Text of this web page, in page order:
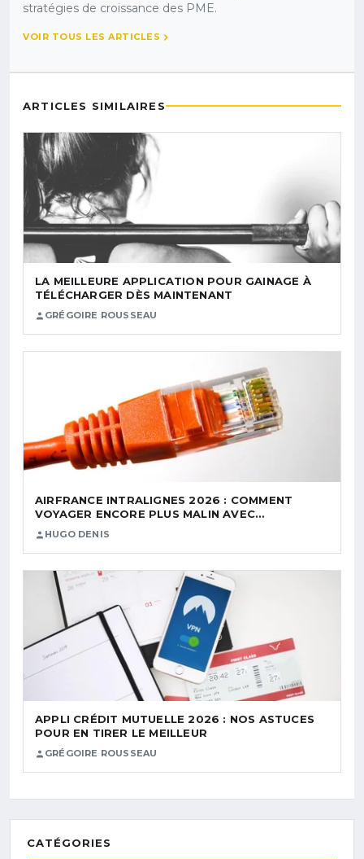
stratégies de croissance des PME.
VOIR TOUS LES ARTICLES
ARTICLES SIMILAIRES
LA MEILLEURE APPLICATION POUR GAINAGE À
TÉLÉCHARGER DÈS MAINTENANT
GRÉGOIRE ROUSSEAU
AIRFRANCE INTRALIGNES 2026 : COMMENT
VOYAGER ENCORE PLUS MALIN AVEC…
HUGO DENIS
APPLI CRÉDIT MUTUELLE 2026 : NOS ASTUCES
POUR EN TIRER LE MEILLEUR
GRÉGOIRE ROUSSEAU
CATÉGORIES